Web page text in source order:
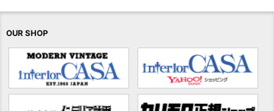
OUR SHOP